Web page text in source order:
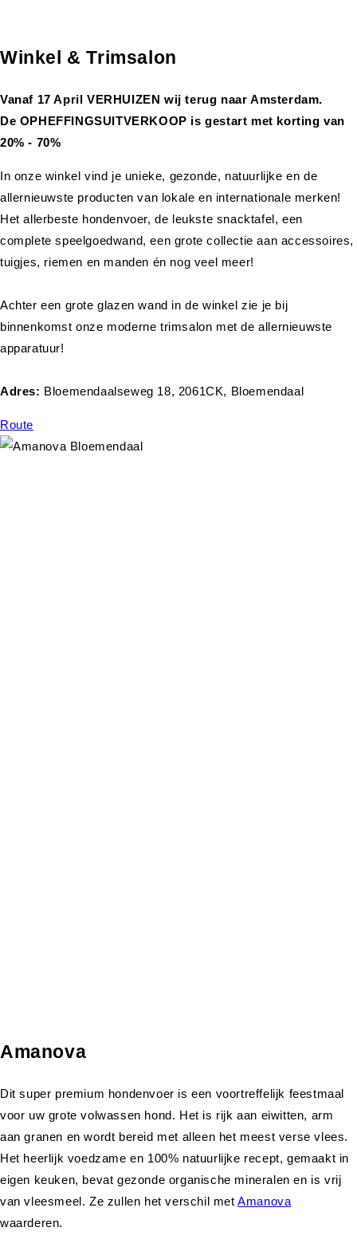
Winkel & Trimsalon
Vanaf 17 April VERHUIZEN wij terug naar Amsterdam.
De OPHEFFINGSUITVERKOOP is gestart met korting van
20% - 70%
In onze winkel vind je unieke, gezonde, natuurlijke en de
allernieuwste producten van lokale en internationale merken!
Het allerbeste hondenvoer, de leukste snacktafel, een
complete speelgoedwand, een grote collectie aan accessoires,
tuigjes, riemen en manden én nog veel meer!
Achter een grote glazen wand in de winkel zie je bij
binnenkomst onze moderne trimsalon met de allernieuwste
apparatuur!
Adres: Bloemendaalseweg 18, 2061CK, Bloemendaal
Route
Amanova
Dit super premium hondenvoer is een voortreffelijk feestmaal
voor uw grote volwassen hond. Het is rijk aan eiwitten, arm
aan granen en wordt bereid met alleen het meest verse vlees.
Het heerlijk voedzame en 100% natuurlijke recept, gemaakt in
eigen keuken, bevat gezonde organische mineralen en is vrij
van vleesmeel. Ze zullen het verschil metAmanova
waarderen.